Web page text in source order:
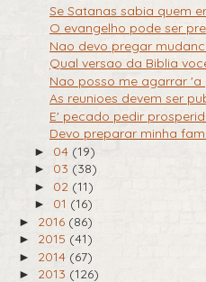
Se Satanas sabia quem
O evangelho pode ser
Nao devo pregar
Qual versao da Biblia
Nao posso me agarrar 'a
As reunioes devem ser
E' pecado pedir
Devo preparar minha
► 04 (19)
► 03 (38)
► 02 (11)
► 01 (16)
► 2016 (86)
► 2015 (41)
► 2014 (67)
► 2013 (126)